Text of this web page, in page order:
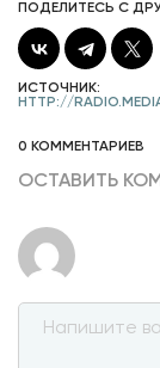
ПОДЕЛИТЕСЬ С
ИСТОЧНИК:
HTTP://
0 КОММЕНТАРИЕВ
ОСТАВИТЬ